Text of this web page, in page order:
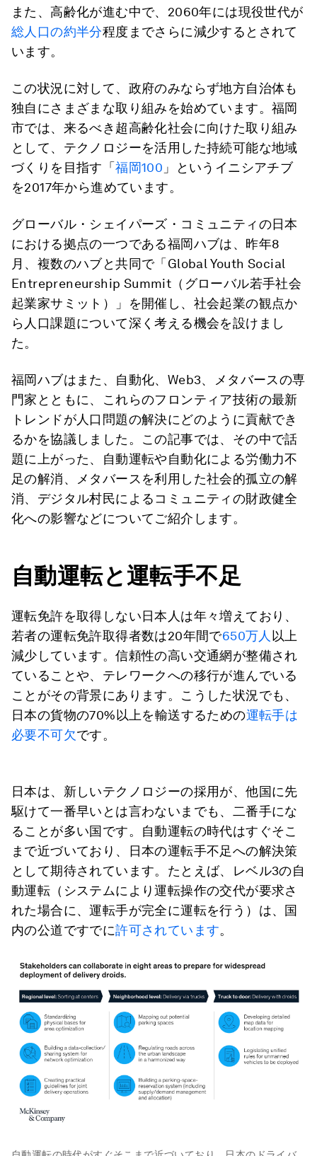
また、高齢化が進む中で、2060年には現役世代が
総人口の約半分程度までさらに減少するとされて
います。
この状況に対して、政府のみならず地方自治体も
独自にさまざまな取り組みを始めています。福岡
市では、来るべき超高齢化社会に向けた取り組み
として、テクノロジーを活用した持続可能な地域
づくりを目指す「福岡100 」というイニシアチブ
を2017年から進めています。
グローバル・シェイパーズ・コミュニティの日本
における拠点の一つである福岡ハブは、昨年8
月、複数のハブと共同で「Global Youth Social
Entrepreneurship Summit（グローバル若手社会
起業家サミット）」を開催し、社会起業の観点か
ら人口課題について深く考える機会を設けまし
た。
福岡ハブはまた、自動化、Web3、メタバースの専
門家とともに、これらのフロンティア技術の最新
トレンドが人口問題の解決にどのように貢献でき
るかを協議しました。この記事では、その中で話
題に上がった、自動運転や自動化による労働力不
足の解消、メタバースを利用した社会的孤立の解
消、デジタル村民によるコミュニティの財政健全
化への影響などについてご紹介します。
自動運転と運転手不足
運転免許を取得しない日本人は年々増えており、
若者の運転免許取得者数は20年間で650万人 以上
減少しています。信頼性の高い交通網が整備され
ていることや、テレワークへの移行が進んでいる
ことがその背景にあります。こうした状況でも、
日本の貨物の70%以上を輸送するための運転手は
必要不可欠です。
日本は、新しいテクノロジーの採用が、他国に先
駆けて一番早いとは言わないまでも、二番手にな
ることが多い国です。自動運転の時代はすぐそこ
まで近づいており、日本の運転手不足への解決策
として期待されています。たとえば、レベル3の自
動運転（システムにより運転操作の交代が要求さ
れた場合に、運転手が完全に運転を行う）は、国
内の公道ですでに許可されています。